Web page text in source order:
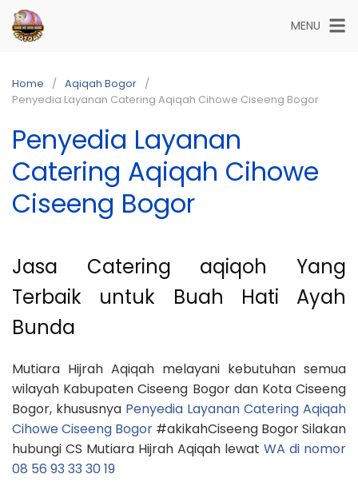
Skip
to
MENU
Home
Aqiqah Bogor
Penyedia Layanan Catering Aqiqah Cihowe Ciseeng Bogor
Penyedia Layanan
Catering Aqiqah Cihowe
Ciseeng Bogor
Jasa Catering aqiqoh Yang
Terbaik untuk Buah Hati Ayah
Bunda
Mutiara Hijrah Aqiqah melayani kebutuhan semua
wilayah Kabupaten Ciseeng Bogor dan Kota Ciseeng
Bogor, khususnya Penyedia Layanan Catering Aqiqah
Cihowe Ciseeng Bogor #akikahCiseeng Bogor Silakan
hubungi CS Mutiara Hijrah Aqiqah lewat WA di nomor
08 56 93 33 30 19